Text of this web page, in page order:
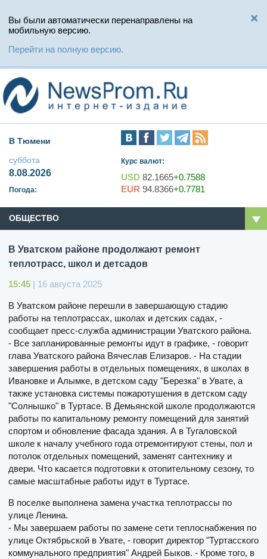
Вы были автоматически перенаправлены на
мобильную версию.
Перейти на полную версию.
В Тюмени
суббота
8.08.2026
Погода:
Курс валют:
USD 82.1665+0.7588
EUR 94.8366+0.7781
ОБЩЕСТВО
В Уватском районе продолжают ремонт
теплотрасс, школ и детсадов
15:45 | 16 августа 2025
В Уватском районе перешли в завершающую стадию
работы на теплотрассах, школах и детских садах, -
сообщает пресс-служба администрации Уватского района.
- Все запланированные ремонты идут в графике, - говорит
глава Уватского района Вячеслав Елизаров. - На стадии
завершения работы в отдельных помещениях, в школах в
Ивановке и Алымке, в детском саду "Березка" в Увате, а
также установка системы пожаротушения в детском саду
"Солнышко" в Туртасе. В Демьянской школе продолжаются
работы по капитальному ремонту помещений для занятий
спортом и обновление фасада здания. А в Тугаловской
школе к началу учебного года отремонтируют стены, пол и
потолок отдельных помещений, заменят сантехнику и
двери. Что касается подготовки к отопительному сезону, то
самые масштабные работы идут в Туртасе.
В поселке выполнена замена участка теплотрассы по
улице Ленина.
- Мы завершаем работы по замене сети теплоснабжения по
улице Октябрьской в Увате, - говорит директор "Туртасского
коммунального предприятия" Андрей Быков. - Кроме того, в